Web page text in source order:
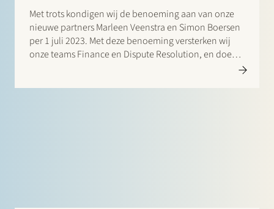
Met trots kondigen wij de benoeming aan van onze
nieuwe partners Marleen Veenstra en Simon Boersen
per 1 juli 2023. Met deze benoeming versterken wij
onze teams Finance en Dispute Resolution, en doen